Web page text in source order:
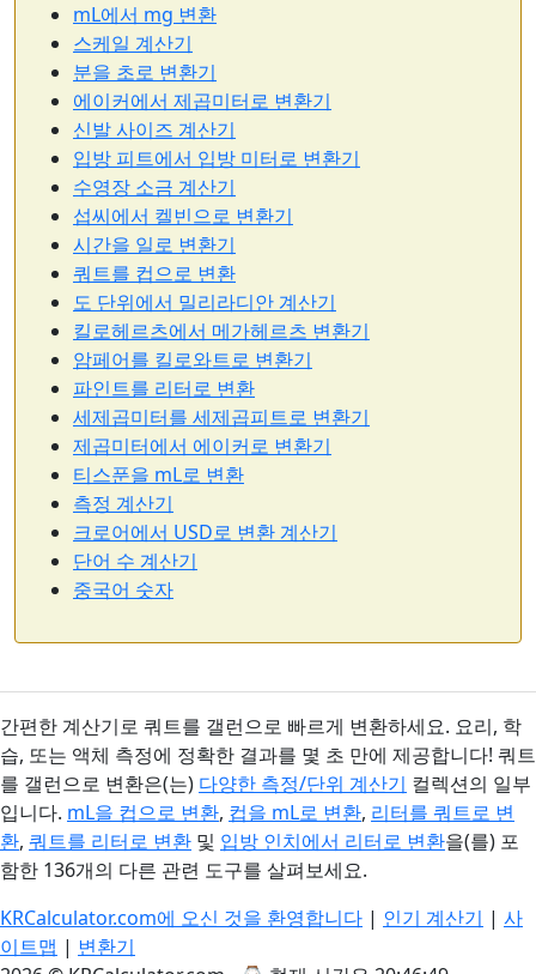
mL에서 mg 변환
스케일 계산기
분을 초로 변환기
에이커에서 제곱미터로 변환기
신발 사이즈 계산기
입방 피트에서 입방 미터로 변환기
수영장 소금 계산기
섭씨에서 켈빈으로 변환기
시간을 일로 변환기
쿼트를 컵으로 변환
도 단위에서 밀리라디안 계산기
킬로헤르츠에서 메가헤르츠 변환기
암페어를 킬로와트로 변환기
파인트를 리터로 변환
세제곱미터를 세제곱피트로 변환기
제곱미터에서 에이커로 변환기
티스푼을 mL로 변환
측정 계산기
크로어에서 USD로 변환 계산기
단어 수 계산기
중국어 숫자
간편한 계산기로 쿼트를 갤런으로 빠르게 변환하세요. 요리, 학
습, 또는 액체 측정에 정확한 결과를 몇 초 만에 제공합니다! 쿼트
를 갤런으로 변환은(는) 다양한 측정/단위 계산기 컬렉션의 일부
입니다. mL을 컵으로 변환, 컵을 mL로 변환, 리터를 쿼트로 변
환, 쿼트를 리터로 변환 및 입방 인치에서 리터로 변환을(를) 포
함한 136개의 다른 관련 도구를 살펴보세요.
KRCalculator.com에 오신 것을 환영합니다 | 인기 계산기 | 사
이트맵 | 변환기